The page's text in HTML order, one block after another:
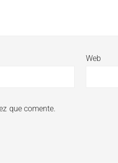
Web
que comente.